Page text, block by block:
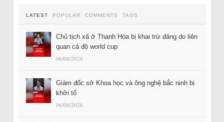
LATEST POPULAR COMMENTS TAGS
Chủ tịch xã ở Thanh Hóa bị khai trừ đảng do liên
quan cá độ world cup
06/08/2026
Giám đốc sở Khoa học và ông nghệ bắc ninh bị
khởi tố
06/08/2026